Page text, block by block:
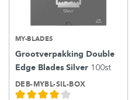
MY-BLADES
Grootverpakking Double
Edge Blades Silver 100st
DEB-MYBL-SIL-BOX